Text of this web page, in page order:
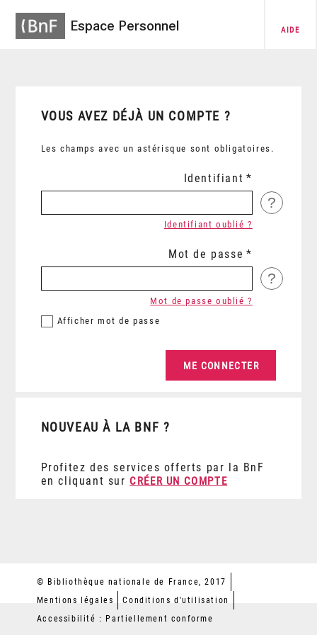
Espace Personnel AIDE
VOUS AVEZ DÉJÀ UN COMPTE ?
Les champs avec un astérisque sont obligatoires.
Identifiant
?
Identifiant oublié ?
Mot de passe
?
Afficher mot de passe
Mot de passe oublié ?
NOUVEAU À LA BNF ?
Profitez des services offerts par la BnF
en cliquant sur CRÉER UN COMPTE
© Bibliothèque nationale de France, 2017
Mentions légales
Conditions d'utilisation
Accessibilité : Partiellement conforme